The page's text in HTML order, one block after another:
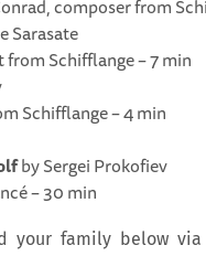
composer from
Sarasate
Schifflange – 7 min
Schifflange – 4 min
by Sergei Prokofiev
– 30 min
your family below